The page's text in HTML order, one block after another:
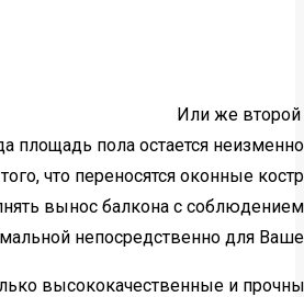
Или же второй
площадь пола остается
того, что переносятся оконные
вынос балкона с
непосредственно для
высококачественные и